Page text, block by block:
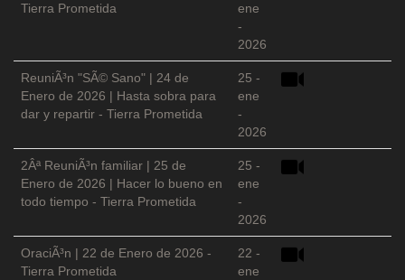
Tierra Prometida
ene
-
2026
ReuniÃ³n "SÃ© Sano" | 24 de
Enero de 2026 | Hasta sobra para
dar y repartir - Tierra Prometida
25 -
ene
-
2026
2Âª ReuniÃ³n familiar | 25 de
Enero de 2026 | Hacer lo bueno en
todo tiempo - Tierra Prometida
25 -
ene
-
2026
OraciÃ³n | 22 de Enero de 2026 -
Tierra Prometida
22 -
ene